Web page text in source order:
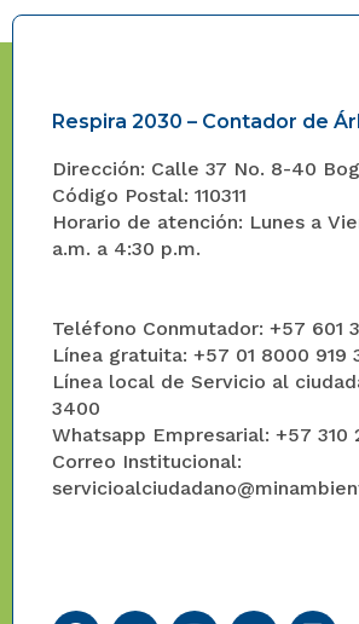
Respira 2030 – Contador de
Dirección: Calle 37 No. 8-40
Código Postal: 110311
Horario de atención: Lunes a
a.m. a 4:30 p.m.
Teléfono Conmutador: +57 601
Línea gratuita: +57 01 8000 919
Línea local de Servicio al
3400
Whatsapp Empresarial: +57 310
Correo Institucional: